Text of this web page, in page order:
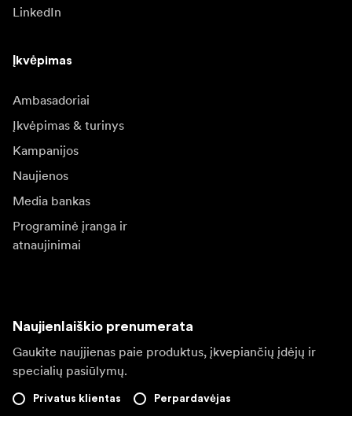
LinkedIn
Įkvėpimas
Ambasadoriai
Įkvėpimas & turinys
Kampanijos
Naujienos
Media bankas
Programinė įranga ir
atnaujinimai
Naujienlaiškio prenumerata
Gaukite naujjienas paie produktus, įkvepiančių įdėjų ir
specialių pasiūlymų.
Privatus klientas Perpardavėjas